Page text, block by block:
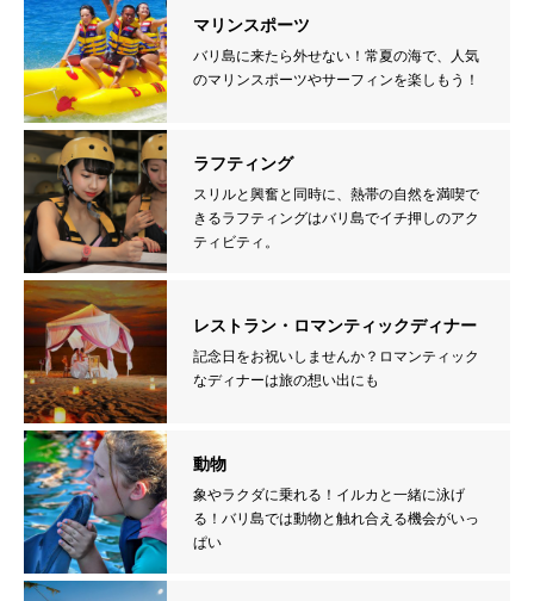
マリンスポーツ
バリ島に来たら外せない！常夏の海で、人気
のマリンスポーツやサーフィンを楽しもう！
ラフティング
スリルと興奮と同時に、熱帯の自然を満喫で
きるラフティングはバリ島でイチ押しのアク
ティビティ。
レストラン・ロマンティックディナー
記念日をお祝いしませんか？ロマンティック
なディナーは旅の想い出にも
動物
象やラクダに乗れる！イルカと一緒に泳げ
る！バリ島では動物と触れ合える機会がいっ
ぱい